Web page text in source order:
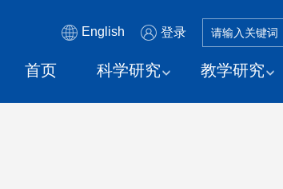
English 登录
首页 科学研究 教学研究